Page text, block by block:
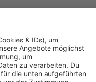
today's garden party
für ihre kämpferische
von uns noch von der